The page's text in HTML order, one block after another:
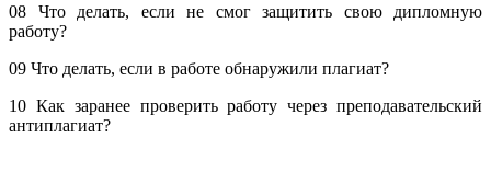
08 Что делать, если не смог защитить свою дипломную
работу?
09 Что делать, если в работе обнаружили плагиат?
10 Как заранее проверить работу через преподавательский
антиплагиат?